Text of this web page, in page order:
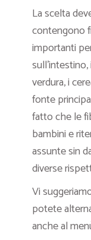
La scelta
contengono
importanti
verdura, i
fonte
fatto che le
bambini e
assunte sin
diverse
Vi
potete
anche al